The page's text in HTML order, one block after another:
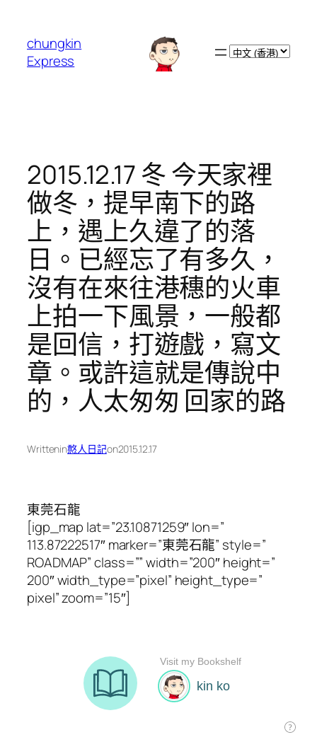
chungkin
Express
Choose
2015.12.17 冬 今天家裡
做冬，提早南下的路
上，遇上久違了的落
日。已經忘了有多久，
沒有在來往港穗的火車
上拍一下風景，一般都
是回信，打遊戲，寫文
章。或許這就是傳說中
的，人太匆匆 回家的路
Writtenin憨人日記on2015.12.17
東莞石龍
[igp_map lat=”23.10871259″ lon=”
113.87222517″ marker=”東莞石龍” style=”
ROADMAP” class=”” width=”200″ height=”
200″ width_type=”pixel” height_type=”
pixel” zoom=”15″]